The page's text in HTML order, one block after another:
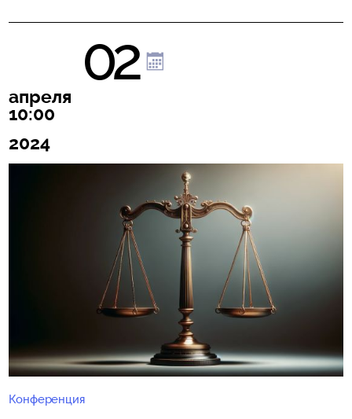
02
апреля
10:00
2024
Конференция